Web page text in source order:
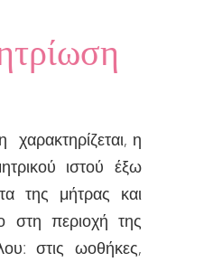
η
ιστού έξω
της μήτρας και
στη περιοχή της
στις ωοθήκες,